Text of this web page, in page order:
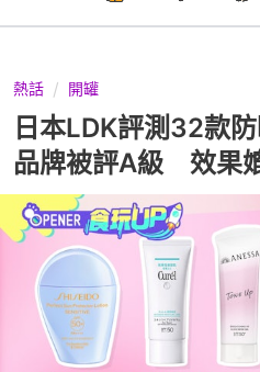
熱話 開罐
日本LDK評測32款
品牌被評A級 效果